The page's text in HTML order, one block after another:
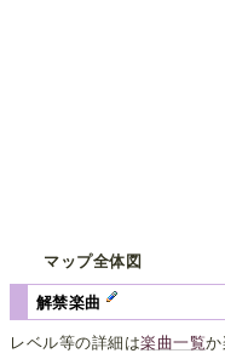
マップ全体図
解禁楽曲
レベル等の詳細は楽曲一覧か